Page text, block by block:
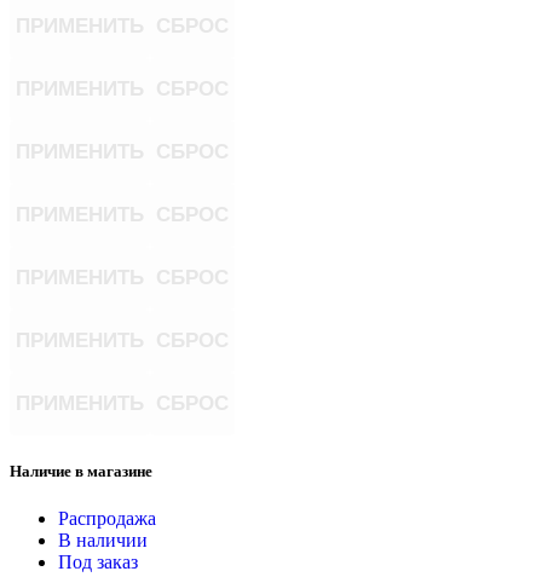
Наличие в магазине
Распродажа
В наличии
Под заказ